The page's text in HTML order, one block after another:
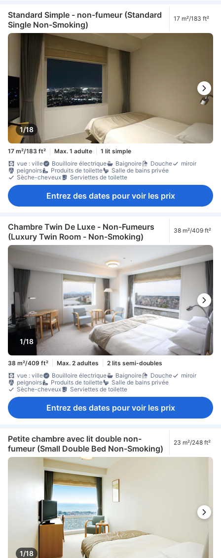
Standard Simple - non-fumeur (Standard
Single Non-Smoking)
17 m²/183 ft²
1/18
17 m²/183 ft² Max. 1 adulte
1 lit simple
vue : ville
Bouilloire électrique Baignoire Douche
miroir
peignoirs
Produits de toilette
Salle de bains privée
Sèche-cheveux
Serviettes de toilette
Entrez des dates pour voir les prix
Chambre Twin De Luxe - Non-Fumeurs
(Luxury Twin Room - Non-Smoking)
38 m²/409 ft²
1/18
38 m²/409 ft² Max. 2 adultes
2 lits semi-doubles
vue : ville
Bouilloire électrique Baignoire Douche
miroir
peignoirs
Produits de toilette
Salle de bains privée
Sèche-cheveux
Serviettes de toilette
Entrez des dates pour voir les prix
Petite chambre avec lit double non-
fumeur (Small Double Bed Non-Smoking)
23 m²/248 ft²
1/18